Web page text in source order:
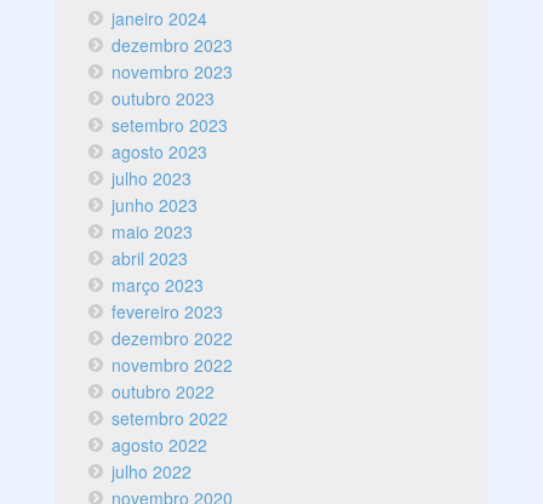
janeiro 2024
dezembro 2023
novembro 2023
outubro 2023
setembro 2023
agosto 2023
julho 2023
junho 2023
maio 2023
abril 2023
março 2023
fevereiro 2023
dezembro 2022
novembro 2022
outubro 2022
setembro 2022
agosto 2022
julho 2022
novembro 2020